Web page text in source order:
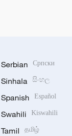
Serbian Српски
Sinhala සිංහල
Spanish Español
Swahili Kiswahili
Tamil தமிழ்